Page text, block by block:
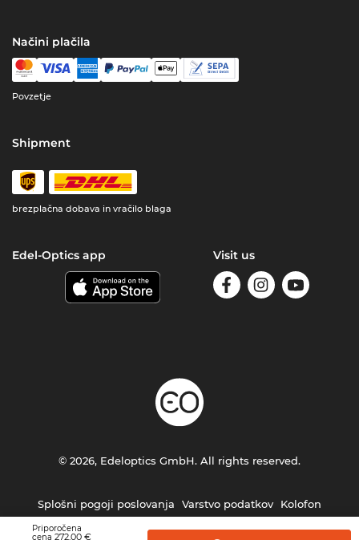
Priporočena
cena 272,00 €
Načini plačila
Povzetje
Shipment
brezplačna dobava in vračilo blaga
Edel-Optics app Visit us
Splošni pogoji poslovanja Varstvo podatkov Kolofon
© 2026, Edeloptics GmbH. All rights reserved.